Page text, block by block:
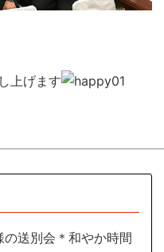
上げます
送別会＊和やか時間